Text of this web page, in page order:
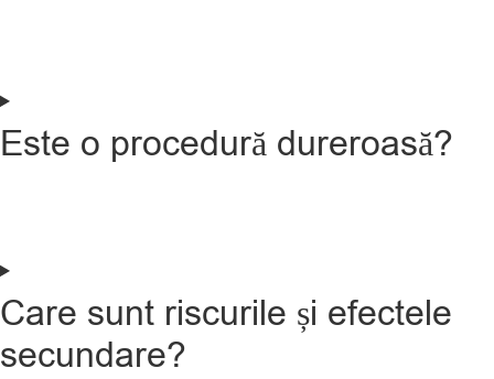
Este o procedură dureroasă?
Care sunt riscurile și efectele
secundare?